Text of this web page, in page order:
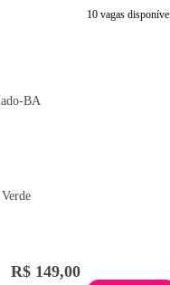
10 vagas
BA
R$ 149,00